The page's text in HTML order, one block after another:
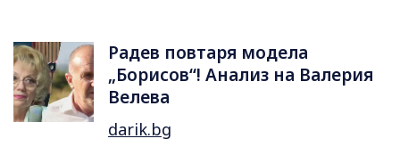
Радев повтаря модела
„Борисов“! Анализ на Валерия
Велева
darik.bg